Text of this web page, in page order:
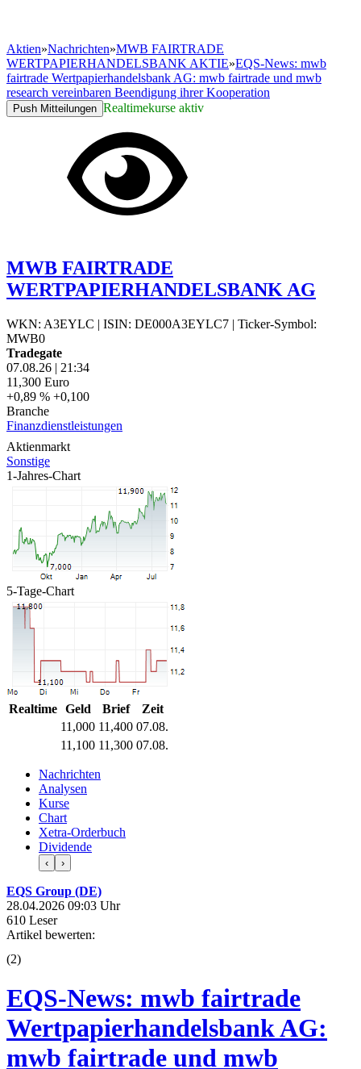
Aktien»Nachrichten»MWB FAIRTRADE
WERTPAPIERHANDELSBANK AKTIE»EQS-News: mwb
fairtrade Wertpapierhandelsbank AG: mwb fairtrade und mwb
research vereinbaren Beendigung ihrer Kooperation
Push Mitteilungen Realtimekurse aktiv
MWB FAIRTRADE
WERTPAPIERHANDELSBANK AG
WKN: A3EYLC | ISIN: DE000A3EYLC7 | Ticker-Symbol:
MWB0
Tradegate
07.08.26 | 21:34
11,300 Euro
+0,89 % +0,100
Branche
Finanzdienstleistungen
Aktienmarkt
Sonstige
1-Jahres-Chart
5-Tage-Chart
Realtime Geld Brief
Zeit
11,000 11,400 07.08.
11,100 11,300 07.08.
Nachrichten
Analysen
Kurse
Chart
Xetra-Orderbuch
Dividende
‹ ›
EQS Group (DE)
28.04.2026 09:03 Uhr
610 Leser
Artikel bewerten:
(2)
EQS-News: mwb fairtrade
Wertpapierhandelsbank AG:
mwb fairtrade und mwb